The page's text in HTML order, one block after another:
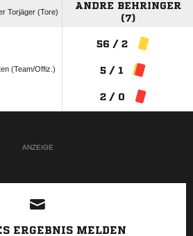
Torjäger (Tore)
ANDRE BEHRINGER
(7)
(Team/Offiz.)
56 / 2
5 / 1
2 / 0
ANZEIGE
ERGEBNIS MELDEN